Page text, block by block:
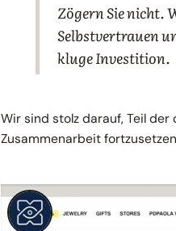
Zögern Sie nicht.
Selbstvertrauen
kluge Investition.
Wir sind stolz darauf, Teil der
Zusammenarbeit